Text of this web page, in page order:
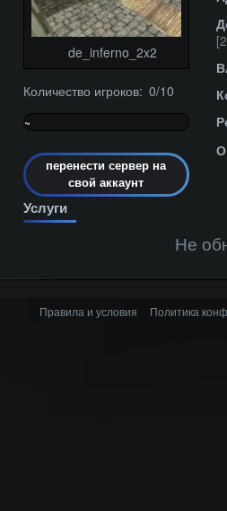
de_inferno_2x2
Количество игроков: 0/10
~
перенести сервер на
свой аккаунт
Услуги
Не
Правила и условия Политика